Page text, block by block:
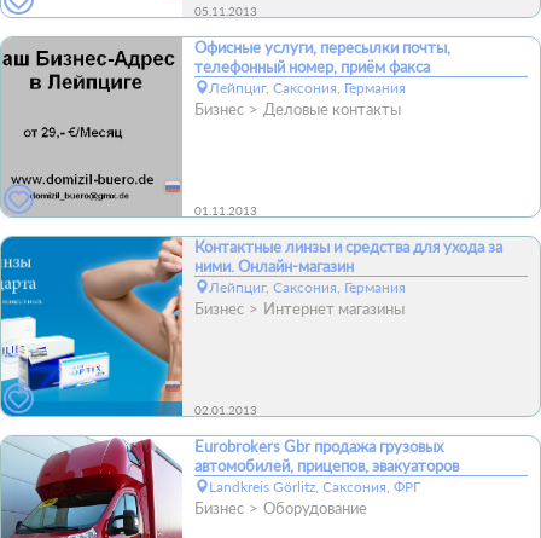
05.11.2013
Офисные услуги, пересылки почты,
телефонный номер, приём факса
Лейпциг, Саксония, Германия
Бизнес Деловые контакты
01.11.2013
Контактные линзы и средства для ухода за
ними. Онлайн-магазин
Лейпциг, Саксония, Германия
Бизнес Интернет магазины
02.01.2013
Eurobrokers Gbr продажа грузовых
автомобилей, прицепов, эвакуаторов
Landkreis Görlitz, Саксония, ФРГ
Бизнес Оборудование